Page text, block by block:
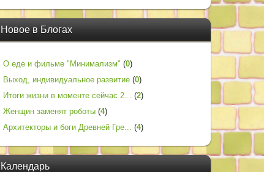
Новое в Блогах
О еде и фильме "Минимализм" (0)
Выход, индивидуальное развитие (0)
Итоги жизни в моменте сейчас 2... (2)
Женщин заменят роботы (4)
Архитекторы и боги Древней Гре... (4)
Календарь